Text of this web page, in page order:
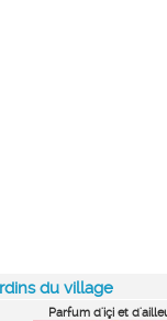
du village
Parfum d'içi et